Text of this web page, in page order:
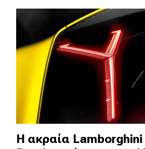
Συμβουλές
Χρηστικά
Συμβουλές
ΚΤΕΟ
Οδική βοήθεια
Η ακραία